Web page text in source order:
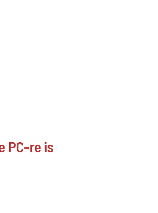
PC-re is